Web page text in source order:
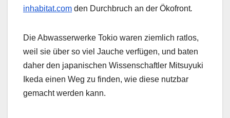
inhabitat.com den Durchbruch an der Ökofront.
Die Abwasserwerke Tokio waren ziemlich ratlos,
weil sie über so viel Jauche verfügen, und baten
daher den japanischen Wissenschaftler Mitsuyuki
Ikeda einen Weg zu finden, wie diese nutzbar
gemacht werden kann.